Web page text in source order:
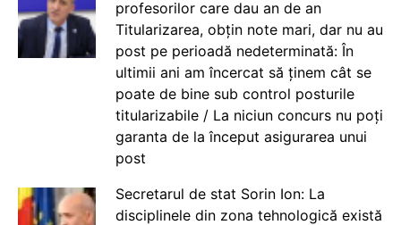
profesorilor care dau an de an
Titularizarea, obțin note mari, dar nu au
post pe perioadă nedeterminată: În
ultimii ani am încercat să ținem cât se
poate de bine sub control posturile
titularizabile / La niciun concurs nu poți
garanta de la început asigurarea unui
post
Secretarul de stat Sorin Ion: La
disciplinele din zona tehnologică există